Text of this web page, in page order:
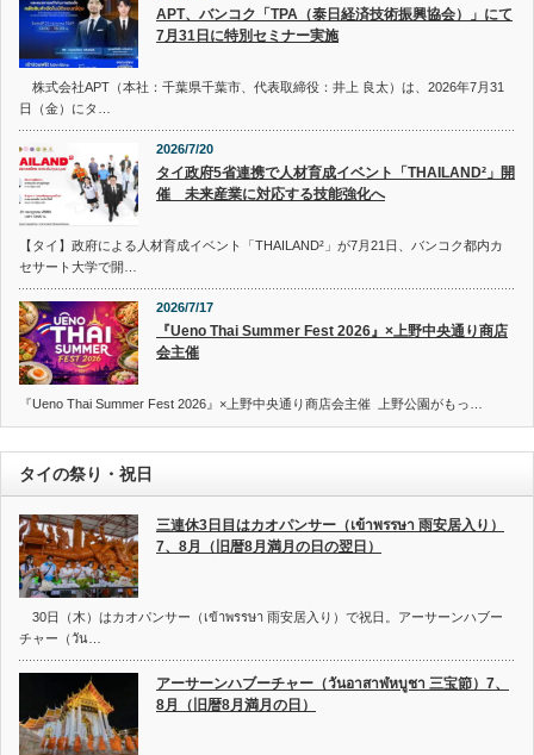
APT、バンコク「TPA（泰日経済技術振興協会）」にて
7月31日に特別セミナー実施
株式会社APT（本社：千葉県千葉市、代表取締役：井上 良太）は、2026年7月31
日（金）にタ…
2026/7/20
タイ政府5省連携で人材育成イベント「THAILAND²」開
催 未来産業に対応する技能強化へ
【タイ】政府による人材育成イベント「THAILAND²」が7月21日、バンコク都内カ
セサート大学で開…
2026/7/17
『Ueno Thai Summer Fest 2026』×上野中央通り商店
会主催
『Ueno Thai Summer Fest 2026』×上野中央通り商店会主催 上野公園がもっ…
タイの祭り・祝日
三連休3日目はカオパンサー（เข้าพรรษา 雨安居入り）
7、8月（旧暦8月満月の日の翌日）
30日（木）はカオパンサー（เข้าพรรษา 雨安居入り）で祝日。アーサーンハブー
チャー（วัน…
アーサーンハブーチャー（วันอาสาฬหบูชา 三宝節）7、
8月（旧暦8月満月の日）